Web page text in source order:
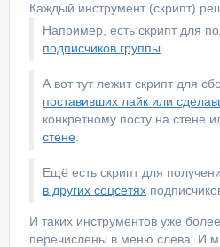
Каждый инструмент (скрипт)
Например, есть скрипт для
подписчиков группы
А вот тут лежит скрипт для
поставивших лайк или
конкретному посту на стене
стене
Ещё есть скрипт для
в других соцсетях
И таких инструментов уже
перечислены в меню слева. И